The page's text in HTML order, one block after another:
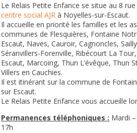
Le Relais Petite Enfance se situe au 8
centre social AJR à Noyelles-sur-Escaut.
Il accueille en priorité les familles et les
communes de Flesquières, Fontaine
Escaut, Naves, Cauroir, Cagnoncles,
Séranvillers-Forenville, Ribécourt La
Escaut, Marcoing, Thun L’évêque, Thun
Villers en Cauchies.
Il est itinérant sur la commune de
sur Escaut.
Le Relais Petite Enfance vous accueille
Permanences téléphoniques : Mardi
17h